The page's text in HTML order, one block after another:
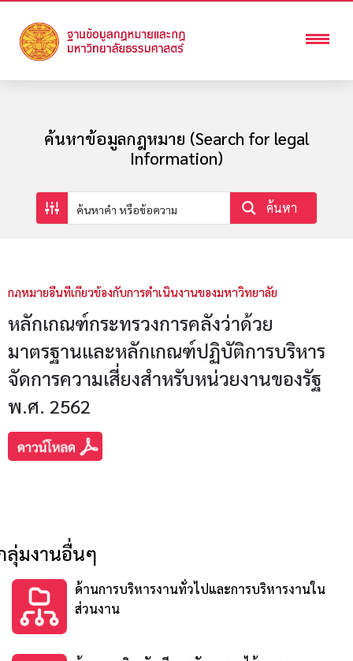
ค้นหาข้อมูลกฎหมาย (Search for legal
Information)
ค้นหา
กฏหมายอื่นที่เกี่ยวข้องกับการดำเนินงานของมหาวิทยาลัย
หลักเกณฑ์กระทรวงการคลังว่าด้วย
มาตรฐานและหลักเกณฑ์ปฏิบัติการบริหาร
จัดการความเสี่ยงสำหรับหน่วยงานของรัฐ
พ.ศ. 2562
ลุ่มงานอื่นๆ
ด้านการบริหารงานทั่วไปและการบริหารงานใน
ส่วนงาน